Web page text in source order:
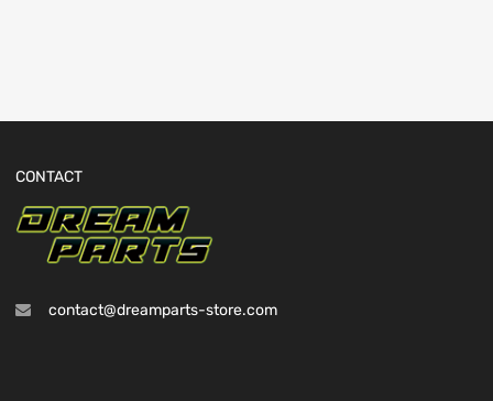
CONTACT
contact@dreamparts-store.com